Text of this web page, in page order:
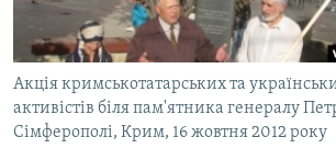
ІНФОГРАФІКА
ДОЛУЧАЙСЯ!
Усі сайти RFE/RL
Акція кримськотатарських та
активістів біля пам'ятника генералу
Сімферополі, Крим, 16 жовтня 2012 року